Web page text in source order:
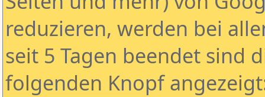
reduzieren, werden bei
seit 5 Tagen beendet sind
folgenden Knopf